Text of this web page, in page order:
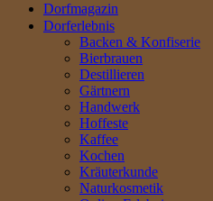
Dorfmagazin
Dorferlebnis
Backen & Konfiserie
Bierbrauen
Destillieren
Gärtnern
Handwerk
Hoffeste
Kaffee
Kochen
Kräuterkunde
Naturkosmetik